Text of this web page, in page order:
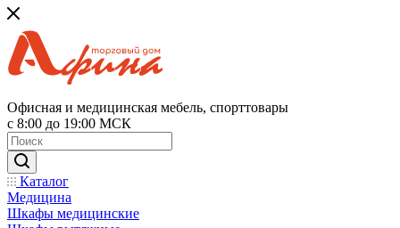
Офисная и медицинская мебель, спорттовары
с 8:00 до 19:00 МСК
Каталог
Медицина
Шкафы медицинские